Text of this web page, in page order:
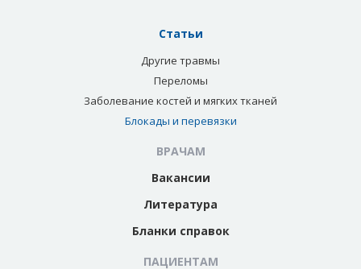
Статьи
Другие травмы
Переломы
Заболевание костей и мягких тканей
Блокады и перевязки
ВРАЧАМ
Вакансии
Литература
Бланки справок
ПАЦИЕНТАМ